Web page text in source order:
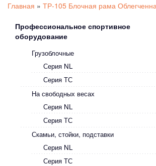
Главная » ТР-105 Блочная рама
Профессиональное спортивное
оборудование
Грузоблочные
Серия NL
Серия ТС
На свободных весах
Серия NL
Серия ТС
Скамьи, стойки, подставки
Серия NL
Серия ТС